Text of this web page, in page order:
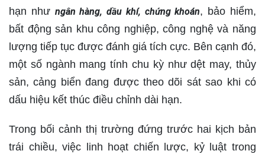
hạn như ngân hàng, dầu khí, chứng khoán, bảo hiểm,
bất động sản khu công nghiệp, công nghệ và năng
lượng tiếp tục được đánh giá tích cực. Bên cạnh đó,
một số ngành mang tính chu kỳ như dệt may, thủy
sản, cảng biển đang được theo dõi sát sao khi có
dấu hiệu kết thúc điều chỉnh dài hạn.
Trong bối cảnh thị trường đứng trước hai kịch bản
trái chiều, việc linh hoạt chiến lược, kỷ luật trong